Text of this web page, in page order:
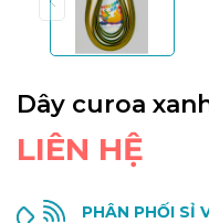
Dây curoa
LIÊN HỆ
PHÂN PHỐI SỈ